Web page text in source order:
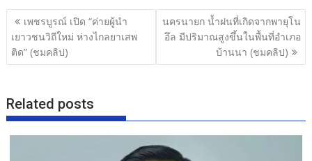
b
o
o
er e
แนะแนว
เรื่อง
เพชรบูรณ์ เปิด “ค่ายผู้นำ
เยาวชนวิถีใหม่ ห่างไกลยาเสพ
ติด” (ชมคลิป)
นครนายก น้ำฝนที่เกิดจากพายุโน
อึล มีปริมาณสูงขึ้นในพื้นที่อำเภอ
บ้านนา (ชมคลิป)
Related posts